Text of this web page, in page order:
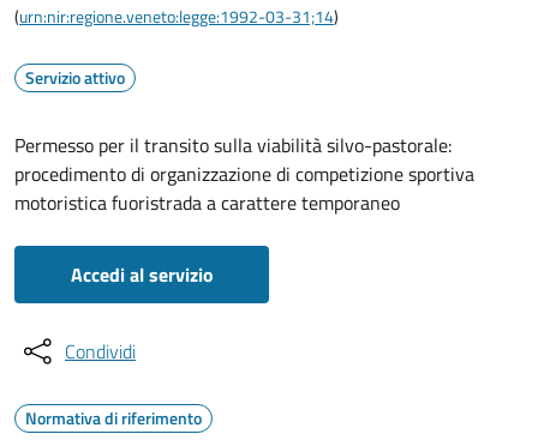
(urn:nir:regione.veneto:legge:1992-03-31;14)
Servizio attivo
Permesso per il transito sulla viabilità silvo-pastorale:
procedimento di organizzazione di competizione sportiva
motoristica fuoristrada a carattere temporaneo
Accedi al servizio
Condividi
Normativa di riferimento